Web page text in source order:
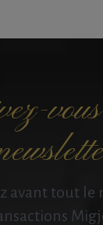
avant tout le